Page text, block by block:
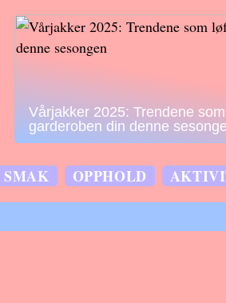
Vårjakker 2025: Trendene
garderoben din denne
SMAK OPPHOLD